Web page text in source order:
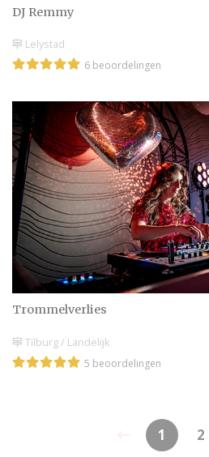
DJ Remmy
Lelystad
6 beoordelingen
Trommelverlies
Tilburg / Landelijk
5 beoordelingen
1 2